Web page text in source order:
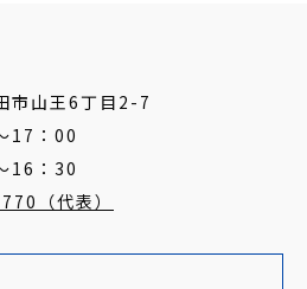
市山王6丁目2-7
17：00
16：30
（代表）